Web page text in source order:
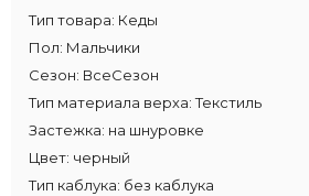
Тип товара: Кеды
Пол: Мальчики
Сезон: ВсеСезон
Тип материала верха: Текстиль
Застежка: на шнуровке
Цвет: черный
Тип каблука: без каблука